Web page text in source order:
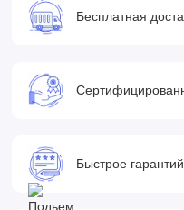
Бесплатная
Быстрое